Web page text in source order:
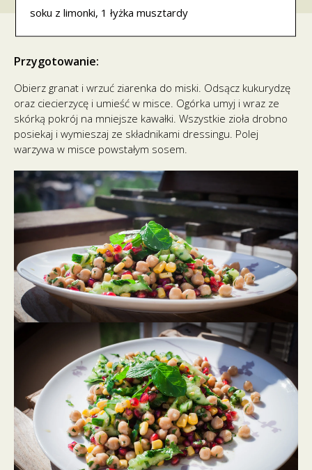
soku z limonki, 1 łyżka musztardy
Przygotowanie:
Obierz granat i wrzuć ziarenka do miski. Odsącz kukurydzę
oraz ciecierzycę i umieść w misce. Ogórka umyj i wraz ze
skórką pokrój na mniejsze kawałki. Wszystkie zioła drobno
posiekaj i wymieszaj ze składnikami dressingu. Polej
warzywa w misce powstałym sosem.